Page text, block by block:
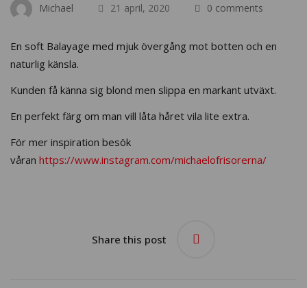
Michael 21 april, 2020 0 comments
En soft Balayage med mjuk övergång mot botten och en
naturlig känsla.
Kunden få känna sig blond men slippa en markant utväxt.
En perfekt färg om man vill låta håret vila lite extra.
För mer inspiration besök
våran https://www.instagram.com/michaelofrisorerna/
Share this post